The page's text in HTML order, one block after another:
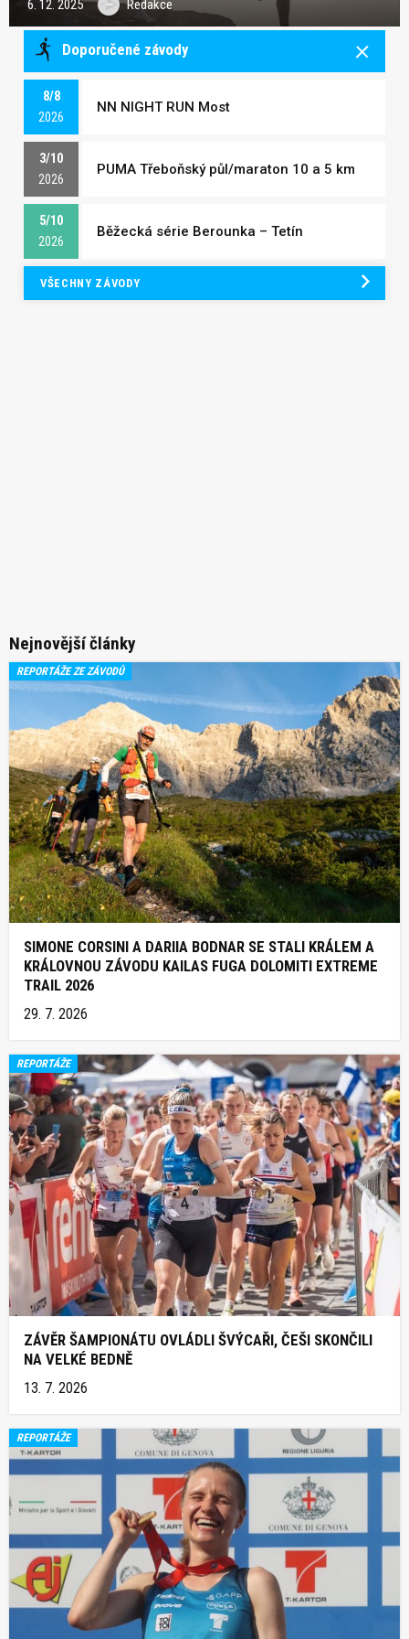
6. 12. 2025 Redakce
Doporučené závody
8/8
2026
NN NIGHT RUN Most
3/10
2026
PUMA Třeboňský půl/maraton 10 a 5 km
5/10
2026
Běžecká série Berounka – Tetín
VŠECHNY ZÁVODY
Nejnovější články
REPORTÁŽE ZE ZÁVODŮ
SIMONE CORSINI A DARIIA BODNAR SE STALI KRÁLEM A
KRÁLOVNOU ZÁVODU KAILAS FUGA DOLOMITI EXTREME
TRAIL 2026
29. 7. 2026
REPORTÁŽE
ZÁVĚR ŠAMPIONÁTU OVLÁDLI ŠVÝCAŘI, ČEŠI SKONČILI
NA VELKÉ BEDNĚ
13. 7. 2026
REPORTÁŽE